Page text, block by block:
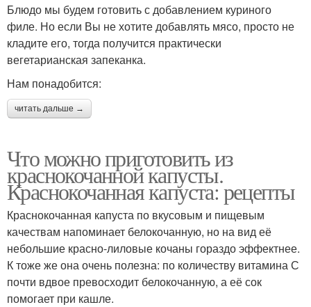
Блюдо мы будем готовить с добавлением куриного
филе. Но если Вы не хотите добавлять мясо, просто не
кладите его, тогда получится практически
вегетарианская запеканка.
Нам понадобится:
читать дальше →
Что можно приготовить из
краснокочанной капусты.
Краснокочанная капуста: рецепты
Краснокочанная капуста по вкусовым и пищевым
качествам напоминает белокочанную, но на вид её
небольшие красно-лиловые кочаны гораздо эффектнее.
К тоже же она очень полезна: по количеству витамина С
почти вдвое превосходит белокочанную, а её сок
помогает при кашле.